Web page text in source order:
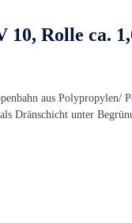
Rolle ca.
aus Polypropylen/
Dränschicht unter